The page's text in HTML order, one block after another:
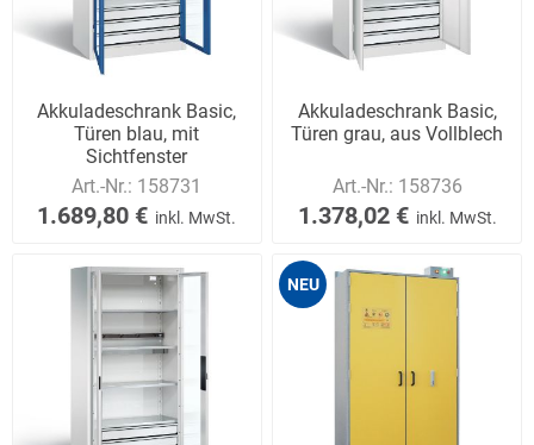
Akkuladeschrank Basic,
Türen blau, mit
Sichtfenster
Art.-Nr.: 158731
1.689,80 € inkl. MwSt.
Akkuladeschrank Basic,
Türen grau, aus Vollblech
Art.-Nr.: 158736
1.378,02 € inkl. MwSt.
NEU